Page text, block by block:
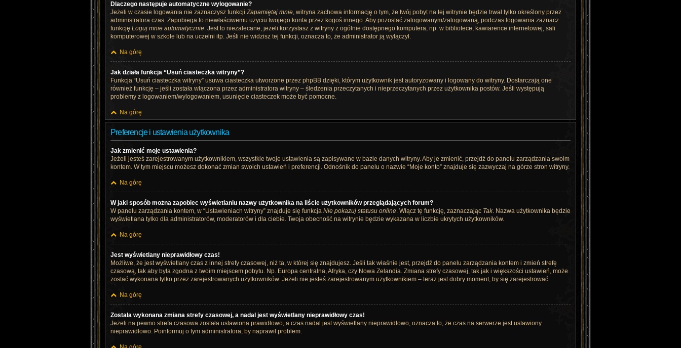
Dlaczego następuje automatyczne wylogowanie?
Jeżeli w czasie logowania nie zaznaczysz funkcjiZapamiętaj mnie, witryna zachowa informację o tym, że twój pobyt na tej witrynie będzie trwał tylko określony przez
administratora czas. Zapobiega to niewłaściwemu użyciu twojego konta przez kogoś innego. Aby pozostać zalogowanym/zalogowaną, podczas logowania zaznacz
funkcję Loguj mnie automatycznie. Jest to niezalecane, jeżeli korzystasz z witryny z ogólnie dostępnego komputera, np. w bibliotece, kawiarence internetowej, sali
komputerowej w szkole lub na uczelni itp. Jeśli nie widzisz tej funkcji, oznacza to, że administrator ją wyłączył.
Na górę
Jak działa funkcja “Usuń ciasteczka witryny”?
Funkcja “Usuń ciasteczka witryny” usuwa ciasteczka utworzone przez phpBB dzięki, którym użytkownik jest autoryzowany i logowany do witryny. Dostarczają one
również funkcję – jeśli została włączona przez administratora witryny – śledzenia przeczytanych i nieprzeczytanych przez użytkownika postów. Jeśli występują
problemy z logowaniem/wylogowaniem, usunięcie ciasteczek może być pomocne.
Na górę
Preferencje i ustawienia użytkownika
Jak zmienić moje ustawienia?
Jeżeli jesteś zarejestrowanym użytkownikiem, wszystkie twoje ustawienia są zapisywane w bazie danych witryny. Aby je zmienić, przejdź do panelu zarządzania swoim
kontem. W tym miejscu możesz dokonać zmian swoich ustawień i preferencji. Odnośnik do panelu o nazwie “Moje konto” znajduje się zazwyczaj na górze stron witryny.
Na górę
W jaki sposób można zapobiec wyświetlaniu nazwy użytkownika na liście użytkowników przeglądających forum?
W panelu zarządzania kontem, w “Ustawieniach witryny” znajduje się funkcja Nie pokazuj statusu online. Włącz tę funkcję, zaznaczając Tak. Nazwa użytkownika będzie
wyświetlana tylko dla administratorów, moderatorów i dla ciebie. Twoja obecność na witrynie będzie wykazana w liczbie ukrytych użytkowników.
Na górę
Jest wyświetlany nieprawidłowy czas!
Możliwe, że jest wyświetlany czas z innej strefy czasowej, niż ta, w której się znajdujesz. Jeśli tak właśnie jest, przejdź do panelu zarządzania kontem i zmień strefę
czasową, tak aby była zgodna z twoim miejscem pobytu. Np. Europa centralna, Afryka, czy Nowa Zelandia. Zmiana strefy czasowej, tak jak i większości ustawień, może
zostać wykonana tylko przez zarejestrowanych użytkowników. Jeżeli nie jesteś zarejestrowanym użytkownikiem – teraz jest dobry moment, by się zarejestrować.
Na górę
Została wykonana zmiana strefy czasowej, a nadal jest wyświetlany nieprawidłowy czas!
Jeżeli na pewno strefa czasowa została ustawiona prawidłowo, a czas nadal jest wyświetlany nieprawidłowo, oznacza to, że czas na serwerze jest ustawiony
nieprawidłowo. Poinformuj o tym administratora, by naprawił problem.